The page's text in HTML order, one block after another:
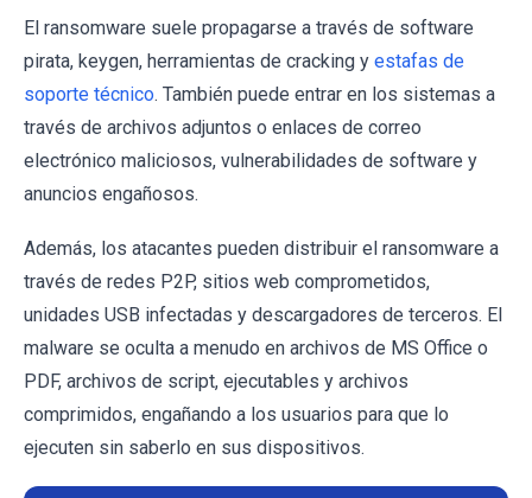
El ransomware suele propagarse a través de software
pirata, keygen, herramientas de cracking y estafas de
soporte técnico. También puede entrar en los sistemas a
través de archivos adjuntos o enlaces de correo
electrónico maliciosos, vulnerabilidades de software y
anuncios engañosos.
Además, los atacantes pueden distribuir el ransomware a
través de redes P2P, sitios web comprometidos,
unidades USB infectadas y descargadores de terceros. El
malware se oculta a menudo en archivos de MS Office o
PDF, archivos de script, ejecutables y archivos
comprimidos, engañando a los usuarios para que lo
ejecuten sin saberlo en sus dispositivos.